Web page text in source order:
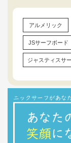
アルメリック
JSサーフボード
ジャスティスサ